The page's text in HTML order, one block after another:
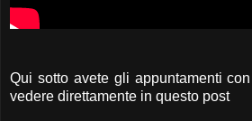
Qui sotto avete gli appuntamenti
vedere direttamente in questo post